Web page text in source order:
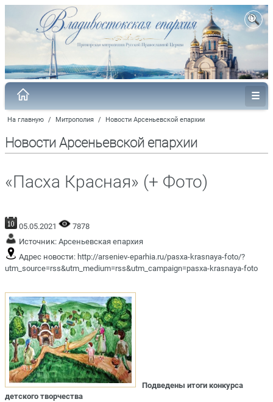
На главную / Митрополия / Новости Арсеньевской епархии
Новости Арсеньевской епархии
«Пасха Красная» (+ Фото)
05.05.2021
7878
Источник: Арсеньевская епархия
Адрес новости: http://arseniev-eparhia.ru/pasxa-krasnaya-foto/?
utm_source=rss&utm_medium=rss&utm_campaign=pasxa-krasnaya-foto
Подведены итоги конкурса
детского творчества